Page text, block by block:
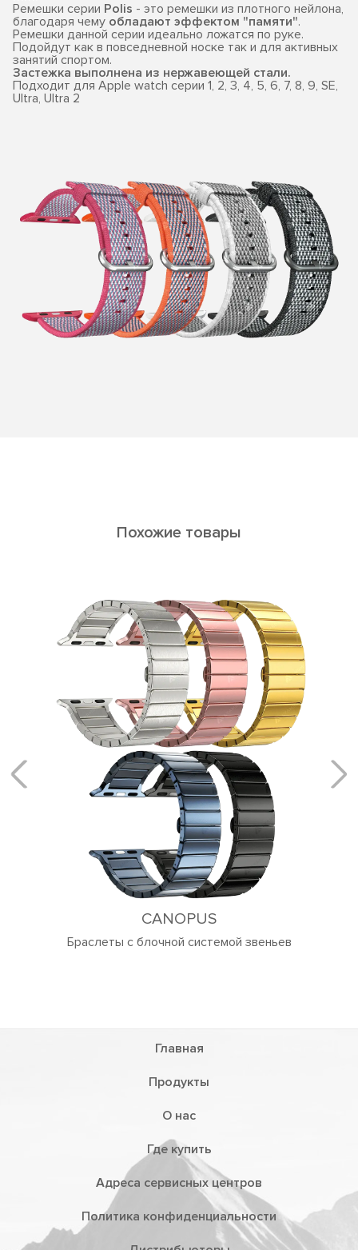
Ремешки серии Polis - это ремешки из плотного нейлона,
благодаря чему обладают эффектом "памяти".
Ремешки данной серии идеально ложатся по руке.
Подойдут как в повседневной носке так и для активных
занятий спортом.
Застежка выполнена из нержавеющей стали.
Подходит для Apple watch серии 1, 2, 3, 4, 5, 6, 7, 8, 9, SE,
Ultra, Ultra 2
Похожие товары
CANOPUS
Браслеты с блочной системой звеньев
Главная
Продукты
О нас
Где купить
Адреса сервисных центров
Политика конфиденциальности